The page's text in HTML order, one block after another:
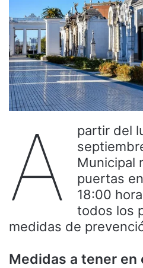
A
partir del
Municipal
puertas
18:00
todos los
medidas de
Medidas a tener en